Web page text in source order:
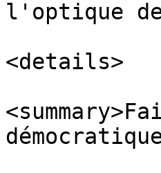
l'optique
<details>